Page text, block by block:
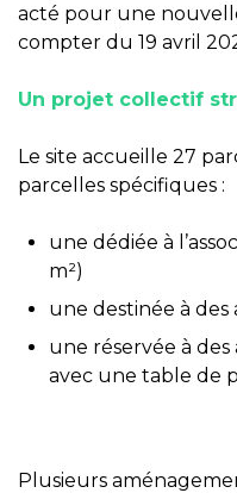
acté pour une
compter du 19 avril
Un projet collectif
Le site accueille 27
parcelles spécifiques :
une dédiée à
m²)
une destinée à des
une réservée à
avec une table de
Plusieurs